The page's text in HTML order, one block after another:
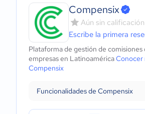
Compensix
Aún sin calificación
Escribe la primera
Plataforma de gestión de comisiones
empresas en LatinoaméricaConocer
Compensix
Funcionalidades de Compensix